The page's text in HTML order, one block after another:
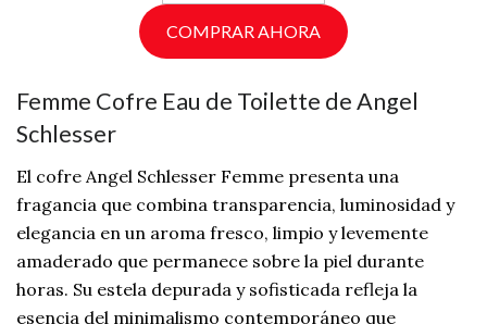
COMPRAR AHORA
Femme Cofre Eau de Toilette de Angel
Schlesser
El cofre Angel Schlesser Femme presenta una
fragancia que combina transparencia, luminosidad y
elegancia en un aroma fresco, limpio y levemente
amaderado que permanece sobre la piel durante
horas. Su estela depurada y sofisticada refleja la
esencia del minimalismo contemporáneo que